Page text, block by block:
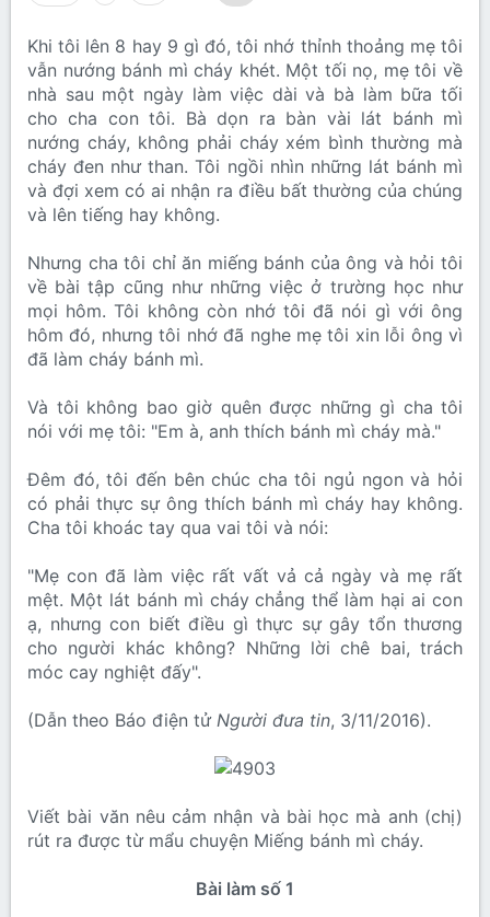
Khi tôi lên 8 hay 9 gì đó, tôi nhớ thỉnh thoảng mẹ tôi
vẫn nướng bánh mì cháy khét. Một tối nọ, mẹ tôi về
nhà sau một ngày làm việc dài và bà làm bữa tối
cho cha con tôi. Bà dọn ra bàn vài lát bánh mì
nướng cháy, không phải cháy xém bình thường mà
cháy đen như than. Tôi ngồi nhìn những lát bánh mì
và đợi xem có ai nhận ra điều bất thường của chúng
và lên tiếng hay không.
Nhưng cha tôi chỉ ăn miếng bánh của ông và hỏi tôi
về bài tập cũng như những việc ở trường học như
mọi hôm. Tôi không còn nhớ tôi đã nói gì với ông
hôm đó, nhưng tôi nhớ đã nghe mẹ tôi xin lỗi ông vì
đã làm cháy bánh mì.
Và tôi không bao giờ quên được những gì cha tôi
nói với mẹ tôi: "Em à, anh thích bánh mì cháy mà."
Đêm đó, tôi đến bên chúc cha tôi ngủ ngon và hỏi
có phải thực sự ông thích bánh mì cháy hay không.
Cha tôi khoác tay qua vai tôi và nói:
"Mẹ con đã làm việc rất vất vả cả ngày và mẹ rất
mệt. Một lát bánh mì cháy chẳng thể làm hại ai con
ạ, nhưng con biết điều gì thực sự gây tổn thương
cho người khác không? Những lời chê bai, trách
móc cay nghiệt đấy".
(Dẫn theo Báo điện tử Người đưa tin, 3/11/2016).
Viết bài văn nêu cảm nhận và bài học mà anh (chị)
rút ra được từ mẩu chuyện Miếng bánh mì cháy.
Bài làm số 1